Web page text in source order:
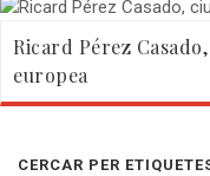
Ricard Pérez
europea
CERCAR PER